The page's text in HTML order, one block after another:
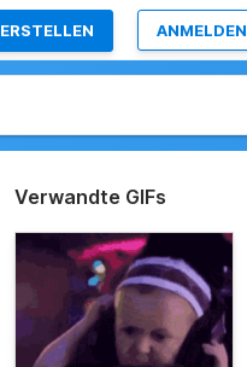
ERSTELLEN ANMELDEN
Verwandte GIFs